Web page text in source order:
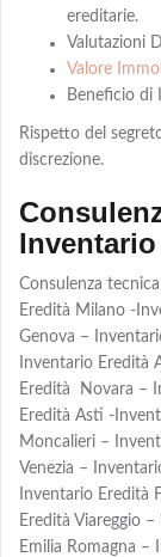
ereditarie.
Valutazioni
Valore
Beneficio di
Rispetto del
discrezione.
Inventario
Consulenza
Eredità Milano -
Genova –
Inventario Eredità
Eredità Novara –
Eredità Asti -
Moncalieri –
Venezia –
Inventario Eredità
Eredità Viareggio
Emilia Romagna –